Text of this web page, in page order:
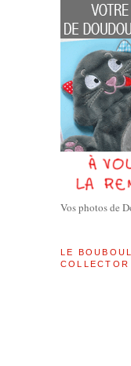
Vos photos de
LE
COLLECTOR